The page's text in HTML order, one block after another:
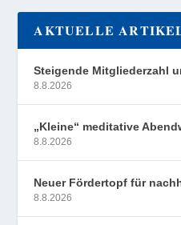
AKTUELLE
Steigende Mitgliederzahl
8.8.2026
„Kleine“ meditative
8.8.2026
Neuer Fördertopf für
8.8.2026